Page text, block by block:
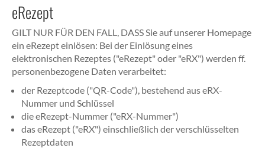
eRezept
GILT NUR FÜR DEN FALL, DASS Sie auf unserer Homepage
ein eRezept einlösen: Bei der Einlösung eines
elektronischen Rezeptes ("eRezept" oder "eRX") werden ff.
personenbezogene Daten verarbeitet:
der Rezeptcode ("QR-Code"), bestehend aus eRX-
Nummer und Schlüssel
die eRezept-Nummer ("eRX-Nummer")
das eRezept ("eRX") einschließlich der verschlüsselten
Rezeptdaten